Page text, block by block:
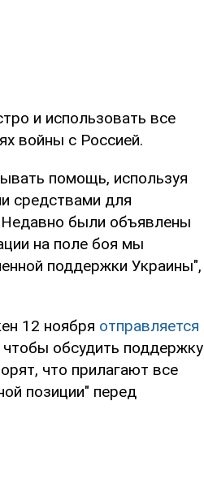
и использовать все
войны с Россией.
помощь, используя
средствами для
Недавно были объявлены
на поле боя мы
поддержки Украины",
12 ноября отправляется
обсудить поддержку
что прилагают все
позиции" перед